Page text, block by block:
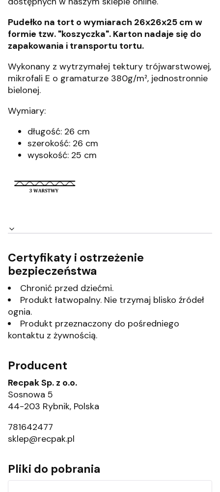
Pudełko na tort o wymiarach 26x26x25 cm w
formie tzw. "koszyczka". Karton nadaje się do
zapakowania i transportu tortu.
Wykonany z wytrzymałej tektury trójwarstwowej,
mikrofali E o gramaturze 380g/m², jednostronnie
bielonej.
Wymiary:
długość: 26 cm
szerokość: 26 cm
wysokość: 25 cm
Certyfikaty i ostrzeżenie
bezpieczeństwa
Chronić przed dziećmi.
Produkt łatwopalny. Nie trzymaj blisko źródeł
ognia.
Produkt przeznaczony do pośredniego
kontaktu z żywnością.
Producent
Recpak Sp. z o.o.
Sosnowa 5
44-203 Rybnik, Polska
781642477
sklep@recpak.pl
Pliki do pobrania